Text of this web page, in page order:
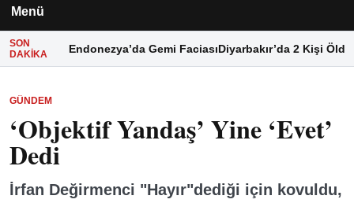
Menü
SON
DAKIKA
Endonezya’da Gemi FaciasıDiyarbakır’da 2 Kişi Öldü
GÜNDEM
‘Objektif Yandaş’ Yine ‘Evet’
Dedi
İrfan Değirmenci "Hayır"dediği için kovuldu,